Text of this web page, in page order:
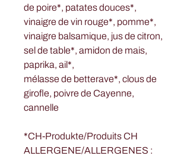
de poire*, patates douces*,
vinaigre de vin rouge*, pomme*,
vinaigre balsamique, jus de citron,
sel de table*, amidon de mais,
paprika, ail*,
mélasse de betterave*, clous de
girofle, poivre de Cayenne,
cannelle
*CH-Produkte/Produits CH
ALLERGENE/ALLERGENES :